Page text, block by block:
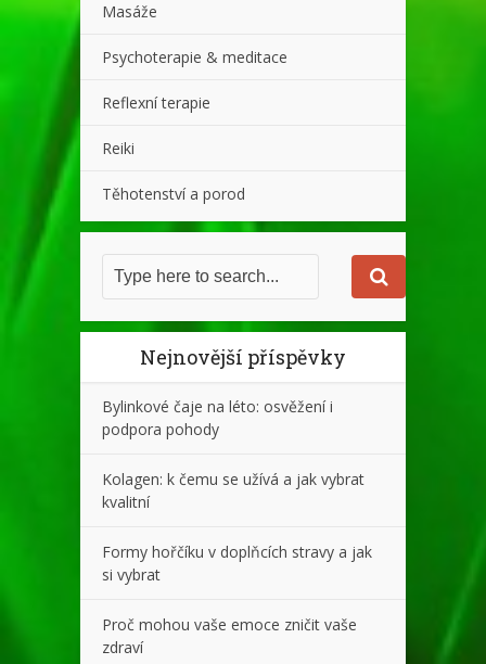
Masáže
Psychoterapie & meditace
Reflexní terapie
Reiki
Těhotenství a porod
Nejnovější příspěvky
Bylinkové čaje na léto: osvěžení i
podpora pohody
Kolagen: k čemu se užívá a jak vybrat
kvalitní
Formy hořčíku v doplňcích stravy a jak
si vybrat
Proč mohou vaše emoce zničit vaše
zdraví